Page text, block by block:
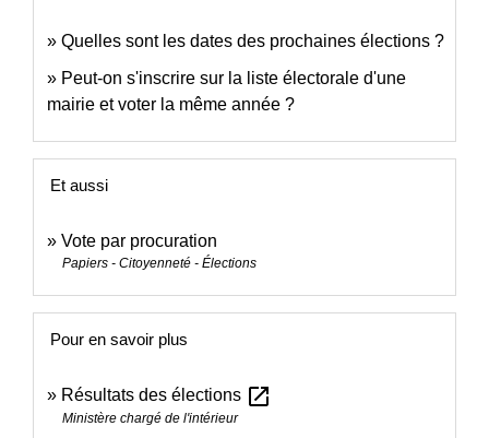
Quelles sont les dates des prochaines élections ?
Peut-on s'inscrire sur la liste électorale d'une
mairie et voter la même année ?
Et aussi
Vote par procuration
Papiers - Citoyenneté - Élections
Pour en savoir plus
Résultats des élections open_in_new
Ministère chargé de l'intérieur